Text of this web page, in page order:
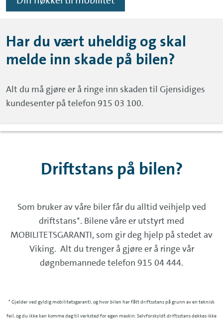
Har du vært uheldig og skal
melde inn skade på bilen?
Alt du må gjøre er å ringe inn skaden til Gjensidiges
kundesenter på telefon 915 03 100.
Driftstans på bilen?
Som bruker av våre biler får du alltid veihjelp ved
driftstans*. Bilene våre er utstyrt med
MOBILITETSGARANTI, som gir deg hjelp på stedet av
Viking. Alt du trenger å gjøre er å ringe vår
døgnbemannede telefon 915 04 444.
* Gjelder ved gyldig mobilitetsgaranti, og hvor bilen har fått driftsstans på grunn av en teknisk
feil, og du ikke kan komme deg til verksted for egen maskin. Selvforskyldt driftsstans dekkes ikke